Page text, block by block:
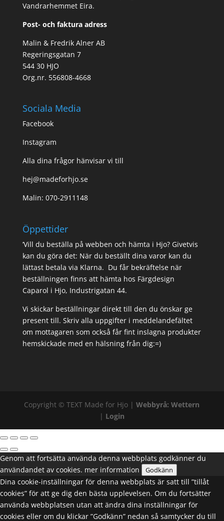
Vandrarhemmet Eira.
Post- och faktura adress
Malin & Fredrik Alner AB
Regeringsgatan 7
544 30 HJO
Org.nr. 556808-4668
Sociala Media
Facebook
Instagram
Alla dina frågor hänvisar vi till
hej@madeforhjo.se
Malin: 070-2911148
Öppettider
’Vill du beställa på webben och hämta i Hjo? Givetvis
kan du göra det: När du beställt dina varor kan du
lättast betala via Klarna. Du får bekräftelse när
beställningen finns att hämta hos Färgdesign
Caparol i Hjo, Industrigatan 44.
Vi skickar beställningar direkt till den du önskar ge
present till. Skriv alla uppgifter i meddelandefältet
om mottagaren som också får fint inslagna produkter
hemskickade med en hälsning från dig:=)
Copyright ©TEXT Made for Hjo |Webbyrå: Wettern
| Login
Genom att fortsätta använda denna webbplats godkänner du
användandet av cookies. mer information Godkänn
Dina cookie-inställningar för denna webbplats är satt till ”tillåt
cookies” för att ge dig den bästa upplevelsen. Om du fortsätter
använda webbplatsen utan att ändra dina inställningar för
cookies eller om du klickar ”Godkänn” nedan så samtycker du till